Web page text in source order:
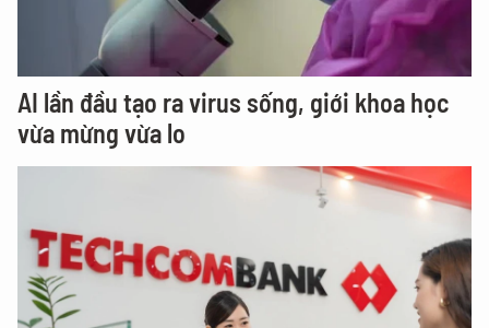
AI lần đầu tạo ra virus sống, giới khoa học
vừa mừng vừa lo